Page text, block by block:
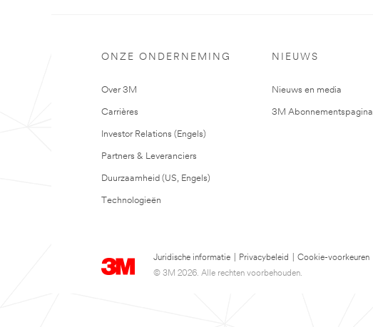
ONZE ONDERNEMING
Over 3M
Carrières
Investor Relations (Engels)
Partners & Leveranciers
Duurzaamheid (US, Engels)
Technologieën
NIEUWS
Nieuws en media
3M Abonnementspagina
Juridische informatie Privacybeleid
Cookie-voorkeuren
© 3M 2026. Alle rechten voorbehouden.